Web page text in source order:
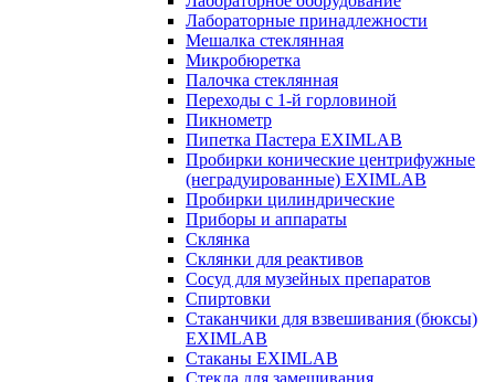
Лабораторные принадлежности
Мешалка стеклянная
Микробюретка
Палочка стеклянная
Переходы с 1-й горловиной
Пикнометр
Пипетка Пастера EXIMLAB
Пробирки конические центрифужные
(неградуированные) EXIMLAB
Пробирки цилиндрические
Приборы и аппараты
Склянка
Склянки для реактивов
Сосуд для музейных препаратов
Спиртовки
Стаканчики для взвешивания (бюксы)
EXIMLAB
Стаканы EXIMLAB